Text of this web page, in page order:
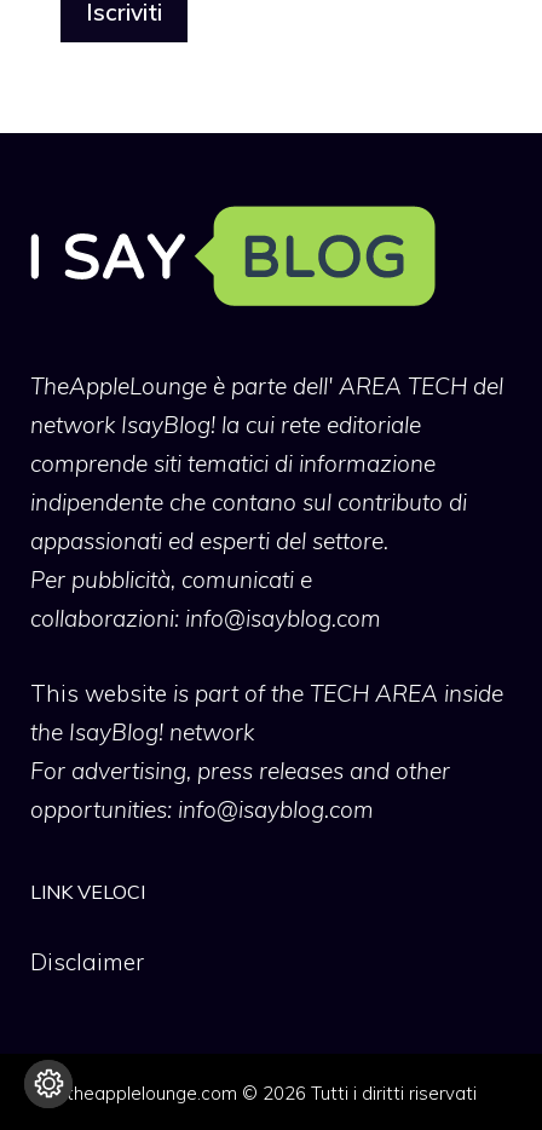
TheAppleLounge è parte dell' AREA TECH del
network IsayBlog! la cui rete editoriale
comprende siti tematici di informazione
indipendente che contano sul contributo di
appassionati ed esperti del settore.
Per pubblicità, comunicati e
collaborazioni: info@isayblog.com
This website is part of the TECH AREA inside
the IsayBlog! network
For advertising, press releases and other
opportunities: info@isayblog.com
LINK VELOCI
Disclaimer
theapplelounge.com © 2026 Tutti i diritti riservati